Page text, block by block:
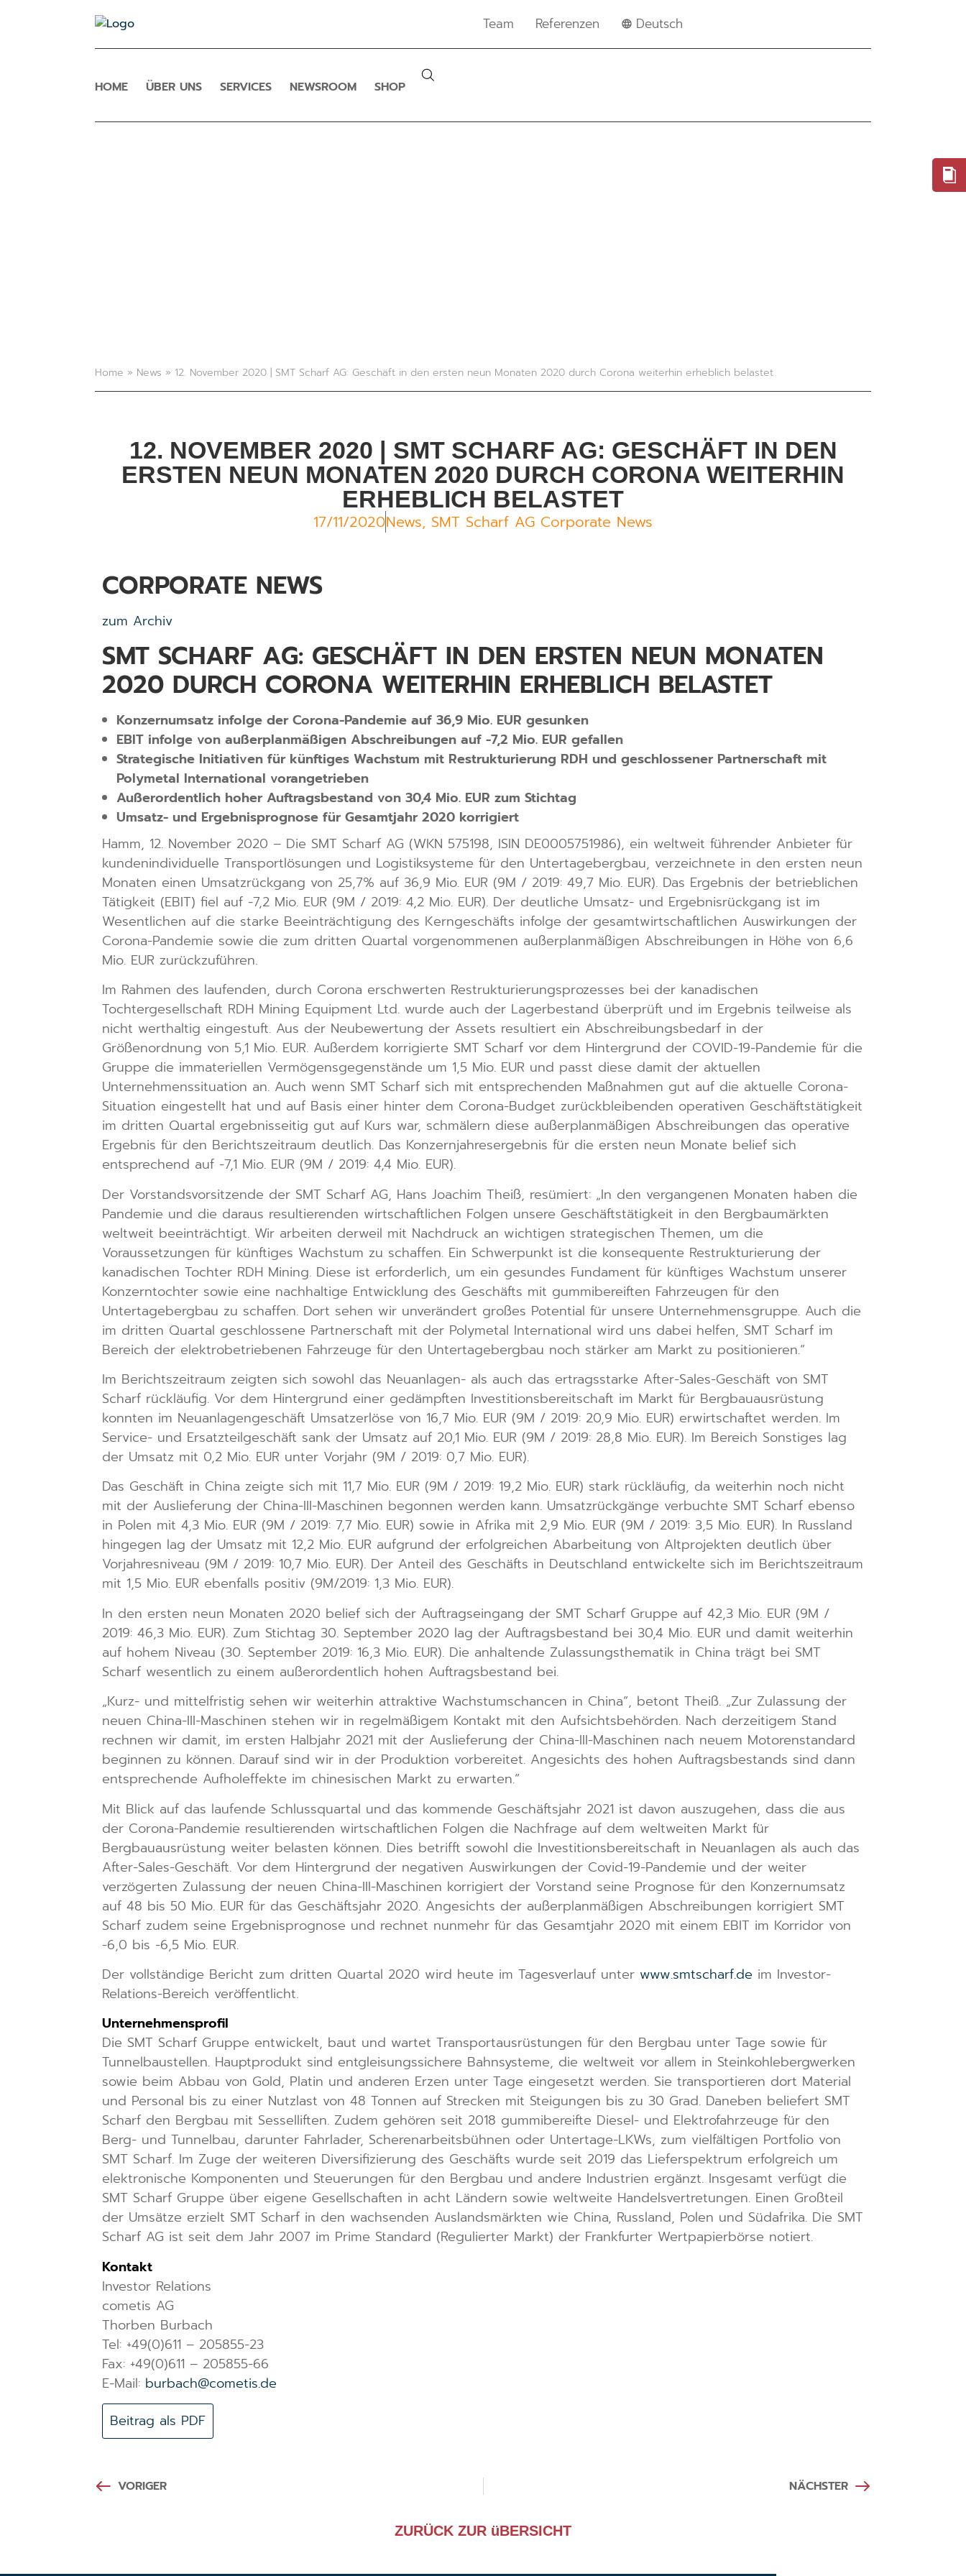
Team Referenzen Deutsch
HOME ÜBER UNS SERVICES NEWSROOM SHOP
Home » News » 12. November 2020 | SMT Scharf AG: Geschäft in den ersten neun Monaten 2020 durch Corona weiterhin erheblich belastet
12. NOVEMBER 2020 | SMT SCHARF AG: GESCHÄFT IN DEN
ERSTEN NEUN MONATEN 2020 DURCH CORONA WEITERHIN
ERHEBLICH BELASTET
17/11/2020News, SMT Scharf AG Corporate News
CORPORATE NEWS
zum Archiv
SMT SCHARF AG: GESCHÄFT IN DEN ERSTEN NEUN MONATEN
2020 DURCH CORONA WEITERHIN ERHEBLICH BELASTET
Konzernumsatz infolge der Corona-Pandemie auf 36,9 Mio. EUR gesunken
EBIT infolge von außerplanmäßigen Abschreibungen auf -7,2 Mio. EUR gefallen
Strategische Initiativen für künftiges Wachstum mit Restrukturierung RDH und geschlossener Partnerschaft mit
Polymetal International vorangetrieben
Außerordentlich hoher Auftragsbestand von 30,4 Mio. EUR zum Stichtag
Umsatz- und Ergebnisprognose für Gesamtjahr 2020 korrigiert
Hamm, 12. November 2020 – Die SMT Scharf AG (WKN 575198, ISIN DE0005751986), ein weltweit führender Anbieter für
kundenindividuelle Transportlösungen und Logistiksysteme für den Untertagebergbau, verzeichnete in den ersten neun
Monaten einen Umsatzrückgang von 25,7% auf 36,9 Mio. EUR (9M / 2019: 49,7 Mio. EUR). Das Ergebnis der betrieblichen
Tätigkeit (EBIT) fiel auf -7,2 Mio. EUR (9M / 2019: 4,2 Mio. EUR). Der deutliche Umsatz- und Ergebnisrückgang ist im
Wesentlichen auf die starke Beeinträchtigung des Kerngeschäfts infolge der gesamtwirtschaftlichen Auswirkungen der
Corona-Pandemie sowie die zum dritten Quartal vorgenommenen außerplanmäßigen Abschreibungen in Höhe von 6,6
Mio. EUR zurückzuführen.
Im Rahmen des laufenden, durch Corona erschwerten Restrukturierungsprozesses bei der kanadischen
Tochtergesellschaft RDH Mining Equipment Ltd. wurde auch der Lagerbestand überprüft und im Ergebnis teilweise als
nicht werthaltig eingestuft. Aus der Neubewertung der Assets resultiert ein Abschreibungsbedarf in der
Größenordnung von 5,1 Mio. EUR. Außerdem korrigierte SMT Scharf vor dem Hintergrund der COVID-19-Pandemie für die
Gruppe die immateriellen Vermögensgegenstände um 1,5 Mio. EUR und passt diese damit der aktuellen
Unternehmenssituation an. Auch wenn SMT Scharf sich mit entsprechenden Maßnahmen gut auf die aktuelle Corona-
Situation eingestellt hat und auf Basis einer hinter dem Corona-Budget zurückbleibenden operativen Geschäftstätigkeit
im dritten Quartal ergebnisseitig gut auf Kurs war, schmälern diese außerplanmäßigen Abschreibungen das operative
Ergebnis für den Berichtszeitraum deutlich. Das Konzernjahresergebnis für die ersten neun Monate belief sich
entsprechend auf -7,1 Mio. EUR (9M / 2019: 4,4 Mio. EUR).
Der Vorstandsvorsitzende der SMT Scharf AG, Hans Joachim Theiß, resümiert: „In den vergangenen Monaten haben die
Pandemie und die daraus resultierenden wirtschaftlichen Folgen unsere Geschäftstätigkeit in den Bergbaumärkten
weltweit beeinträchtigt. Wir arbeiten derweil mit Nachdruck an wichtigen strategischen Themen, um die
Voraussetzungen für künftiges Wachstum zu schaffen. Ein Schwerpunkt ist die konsequente Restrukturierung der
kanadischen Tochter RDH Mining. Diese ist erforderlich, um ein gesundes Fundament für künftiges Wachstum unserer
Konzerntochter sowie eine nachhaltige Entwicklung des Geschäfts mit gummibereiften Fahrzeugen für den
Untertagebergbau zu schaffen. Dort sehen wir unverändert großes Potential für unsere Unternehmensgruppe. Auch die
im dritten Quartal geschlossene Partnerschaft mit der Polymetal International wird uns dabei helfen, SMT Scharf im
Bereich der elektrobetriebenen Fahrzeuge für den Untertagebergbau noch stärker am Markt zu positionieren.“
Im Berichtszeitraum zeigten sich sowohl das Neuanlagen- als auch das ertragsstarke After-Sales-Geschäft von SMT
Scharf rückläufig. Vor dem Hintergrund einer gedämpften Investitionsbereitschaft im Markt für Bergbauausrüstung
konnten im Neuanlagengeschäft Umsatzerlöse von 16,7 Mio. EUR (9M / 2019: 20,9 Mio. EUR) erwirtschaftet werden. Im
Service- und Ersatzteilgeschäft sank der Umsatz auf 20,1 Mio. EUR (9M / 2019: 28,8 Mio. EUR). Im Bereich Sonstiges lag
der Umsatz mit 0,2 Mio. EUR unter Vorjahr (9M / 2019: 0,7 Mio. EUR).
Das Geschäft in China zeigte sich mit 11,7 Mio. EUR (9M / 2019: 19,2 Mio. EUR) stark rückläufig, da weiterhin noch nicht
mit der Auslieferung der China-III-Maschinen begonnen werden kann. Umsatzrückgänge verbuchte SMT Scharf ebenso
in Polen mit 4,3 Mio. EUR (9M / 2019: 7,7 Mio. EUR) sowie in Afrika mit 2,9 Mio. EUR (9M / 2019: 3,5 Mio. EUR). In Russland
hingegen lag der Umsatz mit 12,2 Mio. EUR aufgrund der erfolgreichen Abarbeitung von Altprojekten deutlich über
Vorjahresniveau (9M / 2019: 10,7 Mio. EUR). Der Anteil des Geschäfts in Deutschland entwickelte sich im Berichtszeitraum
mit 1,5 Mio. EUR ebenfalls positiv (9M/2019: 1,3 Mio. EUR).
In den ersten neun Monaten 2020 belief sich der Auftragseingang der SMT Scharf Gruppe auf 42,3 Mio. EUR (9M /
2019: 46,3 Mio. EUR). Zum Stichtag 30. September 2020 lag der Auftragsbestand bei 30,4 Mio. EUR und damit weiterhin
auf hohem Niveau (30. September 2019: 16,3 Mio. EUR). Die anhaltende Zulassungsthematik in China trägt bei SMT
Scharf wesentlich zu einem außerordentlich hohen Auftragsbestand bei.
„Kurz- und mittelfristig sehen wir weiterhin attraktive Wachstumschancen in China“, betont Theiß. „Zur Zulassung der
neuen China-III-Maschinen stehen wir in regelmäßigem Kontakt mit den Aufsichtsbehörden. Nach derzeitigem Stand
rechnen wir damit, im ersten Halbjahr 2021 mit der Auslieferung der China-III-Maschinen nach neuem Motorenstandard
beginnen zu können. Darauf sind wir in der Produktion vorbereitet. Angesichts des hohen Auftragsbestands sind dann
entsprechende Aufholeffekte im chinesischen Markt zu erwarten.“
Mit Blick auf das laufende Schlussquartal und das kommende Geschäftsjahr 2021 ist davon auszugehen, dass die aus
der Corona-Pandemie resultierenden wirtschaftlichen Folgen die Nachfrage auf dem weltweiten Markt für
Bergbauausrüstung weiter belasten können. Dies betrifft sowohl die Investitionsbereitschaft in Neuanlagen als auch das
After-Sales-Geschäft. Vor dem Hintergrund der negativen Auswirkungen der Covid-19-Pandemie und der weiter
verzögerten Zulassung der neuen China-III-Maschinen korrigiert der Vorstand seine Prognose für den Konzernumsatz
auf 48 bis 50 Mio. EUR für das Geschäftsjahr 2020. Angesichts der außerplanmäßigen Abschreibungen korrigiert SMT
Scharf zudem seine Ergebnisprognose und rechnet nunmehr für das Gesamtjahr 2020 mit einem EBIT im Korridor von
-6,0 bis -6,5 Mio. EUR.
Der vollständige Bericht zum dritten Quartal 2020 wird heute im Tagesverlauf unter www.smtscharf.de im Investor-
Relations-Bereich veröffentlicht.
Unternehmensprofil
Die SMT Scharf Gruppe entwickelt, baut und wartet Transportausrüstungen für den Bergbau unter Tage sowie für
Tunnelbaustellen. Hauptprodukt sind entgleisungssichere Bahnsysteme, die weltweit vor allem in Steinkohlebergwerken
sowie beim Abbau von Gold, Platin und anderen Erzen unter Tage eingesetzt werden. Sie transportieren dort Material
und Personal bis zu einer Nutzlast von 48 Tonnen auf Strecken mit Steigungen bis zu 30 Grad. Daneben beliefert SMT
Scharf den Bergbau mit Sesselliften. Zudem gehören seit 2018 gummibereifte Diesel- und Elektrofahrzeuge für den
Berg- und Tunnelbau, darunter Fahrlader, Scherenarbeitsbühnen oder Untertage-LKWs, zum vielfältigen Portfolio von
SMT Scharf. Im Zuge der weiteren Diversifizierung des Geschäfts wurde seit 2019 das Lieferspektrum erfolgreich um
elektronische Komponenten und Steuerungen für den Bergbau und andere Industrien ergänzt. Insgesamt verfügt die
SMT Scharf Gruppe über eigene Gesellschaften in acht Ländern sowie weltweite Handelsvertretungen. Einen Großteil
der Umsätze erzielt SMT Scharf in den wachsenden Auslandsmärkten wie China, Russland, Polen und Südafrika. Die SMT
Scharf AG ist seit dem Jahr 2007 im Prime Standard (Regulierter Markt) der Frankfurter Wertpapierbörse notiert.
Kontakt
Investor Relations
cometis AG
Thorben Burbach
Tel: +49(0)611 – 205855-23
Fax: +49(0)611 – 205855-66
E-Mail: burbach@cometis.de
Beitrag als PDF
VORIGER NÄCHSTER
ZURÜCK ZUR üBERSICHT